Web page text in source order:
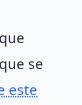
se
este